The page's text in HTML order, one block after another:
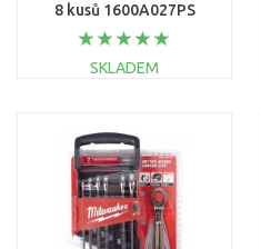
8 kusů 1600A027PS
SKLADEM
Porovnat